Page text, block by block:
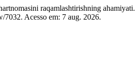
raqamlashtirishning ahamiyati.
7032. Acesso em: 7 aug. 2026.